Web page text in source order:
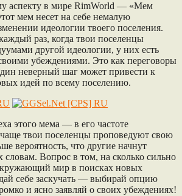
аспекту в мире RimWorld — «Мем
мем несет на себе немалую
идеологии твоего поселения.
раз, когда твои поселенцы
другой идеологии, у них есть
убеждениями. Это как переговоры
неверный шаг может привести к
идей по всему поселению.
этого мема — в его частоте
твои поселенцы проповедуют свою
вероятность, что другие начнут
словам. Вопрос в том, на сколько сильно
мир в поисках новых
себе заскучать — выбирай опцию
и ясно заявляй о своих убеждениях!